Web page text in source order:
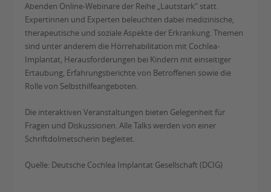
Abenden Online-Webinare der Reihe „Lautstark“ statt.
Expertinnen und Experten beleuchten dabei medizinische,
therapeutische und soziale Aspekte der Erkrankung. Themen
sind unter anderem die Hörrehabilitation mit Cochlea-
Implantat, Herausforderungen bei Kindern mit einseitiger
Ertaubung, Erfahrungsberichte von Betroffenen sowie die
Rolle von Selbsthilfeangeboten.
Die interaktiven Veranstaltungen bieten Gelegenheit für
Fragen und Diskussionen. Alle Talks werden von einer
Schriftdolmetscherin begleitet.
Quelle: Deutsche Cochlea Implantat Gesellschaft (DCIG)